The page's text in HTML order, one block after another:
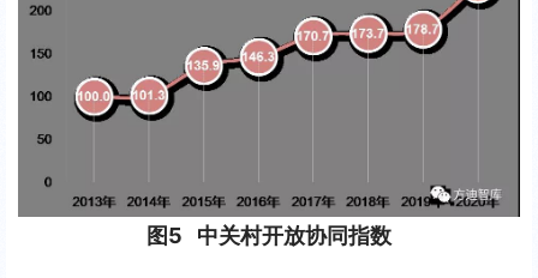
图5   中关村开放协同指数